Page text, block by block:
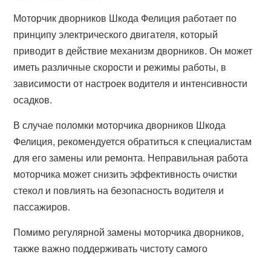
Моторчик дворников Шкода Фелиция работает по
принципу электрического двигателя, который
приводит в действие механизм дворников. Он может
иметь различные скорости и режимы работы, в
зависимости от настроек водителя и интенсивности
осадков.
В случае поломки моторчика дворников Шкода
Фелиция, рекомендуется обратиться к специалистам
для его замены или ремонта. Неправильная работа
моторчика может снизить эффективность очистки
стекол и повлиять на безопасность водителя и
пассажиров.
Помимо регулярной замены моторчика дворников,
также важно поддерживать чистоту самого